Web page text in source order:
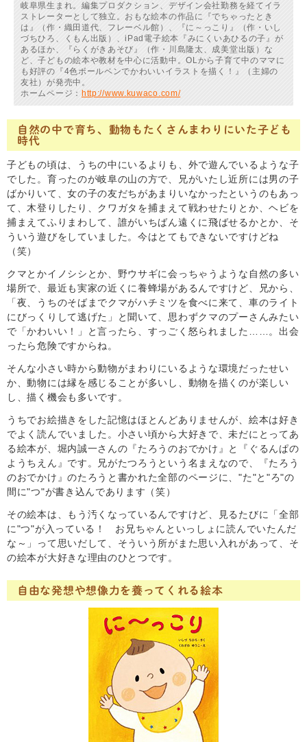
岐阜県生まれ。編集プロダクション、デザイン会社勤務を経てイラ
ストレーターとして独立。おもな絵本の作品に『でちゃったとき
は』（作・織田道代、フレーベル館）、『に～っこり』（作・いし
づちひろ、くもん出版）、iPad電子絵本『みにくいあひるの子』が
あるほか、『らくがきあそび』（作・川島隆太、成美堂出版）な
ど、子どもの絵本や教材を中心に活動中。OLから子育て中のママに
も好評の『4色ボールペンでかわいいイラストを描く！』（主婦の
友社）が発売中。
ホームページ： http://www.kuwaco.com/
自然の中で育ち、動物もたくさんまわりにいた子ども
時代
子どもの頃は、うちの中にいるよりも、外で遊んでいるような子
でした。育ったのが岐阜の山の方で、兄がいたし近所には男の子
ばかりいて、女の子の友だちがあまりいなかったというのもあっ
て、木登りしたり、クワガタを捕まえて戦わせたりとか、ヘビを
捕まえてふりまわして、誰がいちばん遠くに飛ばせるかとか、そ
ういう遊びをしていました。今はとてもできないですけどね
（笑）
クマとかイノシシとか、野ウサギに会っちゃうような自然の多い
場所で、最近も実家の近くに養蜂場があるんですけど、兄から、
「夜、うちのそばまでクマがハチミツを食べに来て、車のライト
にびっくりして逃げた」と聞いて、思わずクマのプーさんみたい
で「かわいい！」と言ったら、すっごく怒られました……。出会
ったら危険ですからね。
そんな小さい時から動物がまわりにいるような環境だったせい
か、動物には縁を感じることが多いし、動物を描くのが楽しい
し、描く機会も多いです。
うちでお絵描きをした記憶はほとんどありませんが、絵本は好き
でよく読んでいました。小さい頃から大好きで、未だにとってあ
る絵本が、堀内誠一さんの『たろうのおでかけ』と『ぐるんぱの
ようちえん』です。兄がたつろうという名まえなので、『たろう
のおでかけ』のたろうと書かれた全部のページに、"た"と"ろ"の
間に"つ"が書き込んであります（笑）
その絵本は、もう汚くなっているんですけど、見るたびに「全部
に"つ"が入っている！ お兄ちゃんといっしょに読んでいたんだ
な～」って思いだして、そういう所がまた思い入れがあって、そ
の絵本が大好きな理由のひとつです。
自由な発想や想像力を養ってくれる絵本